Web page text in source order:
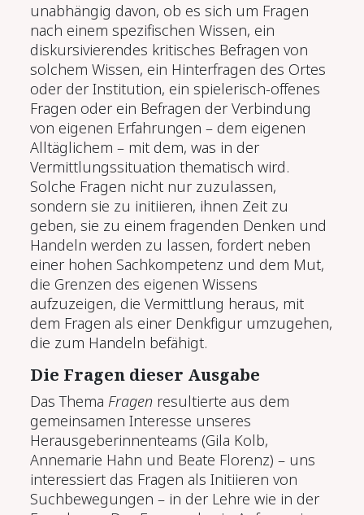
unabhängig davon, ob es sich um Fragen
nach einem spezifischen Wissen, ein
diskursivierendes kritisches Befragen von
solchem Wissen, ein Hinterfragen des Ortes
oder der Institution, ein spielerisch-offenes
Fragen oder ein Befragen der Verbindung
von eigenen Erfahrungen – dem eigenen
Alltäglichem – mit dem, was in der
Vermittlungssituation thematisch wird.
Solche Fragen nicht nur zuzulassen,
sondern sie zu initiieren, ihnen Zeit zu
geben, sie zu einem fragenden Denken und
Handeln werden zu lassen, fordert neben
einer hohen Sachkompetenz und dem Mut,
die Grenzen des eigenen Wissens
aufzuzeigen, die Vermittlung heraus, mit
dem Fragen als einer Denkfigur umzugehen,
die zum Handeln befähigt.
Die Fragen dieser Ausgabe
Das Thema Fragen resultierte aus dem
gemeinsamen Interesse unseres
Herausgeberinnenteams (Gila Kolb,
Annemarie Hahn und Beate Florenz) – uns
interessiert das Fragen als Initiieren von
Suchbewegungen – in der Lehre wie in der